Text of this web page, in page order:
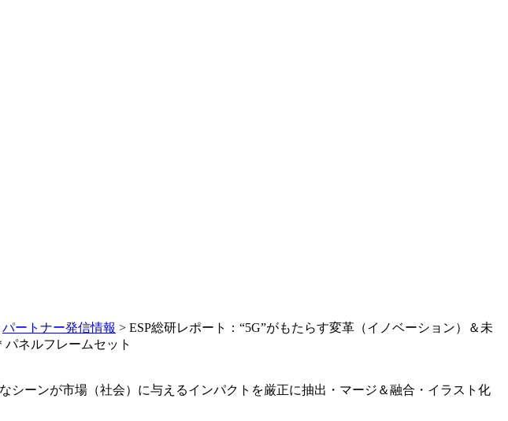
パートナー発信情報 > ESP総研レポート：“5G”がもたらす変革（イノベーション）＆未
ネルフレームセット
シーンが市場（社会）に与えるインパクトを厳正に抽出・マージ＆融合・イラスト化